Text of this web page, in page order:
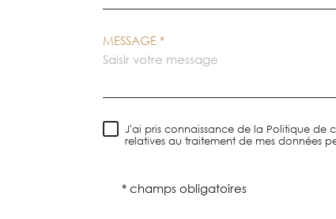
MESSAGE *
J'ai pris connaissance de la Politique de
relatives au traitement de mes données
* champs obligatoires